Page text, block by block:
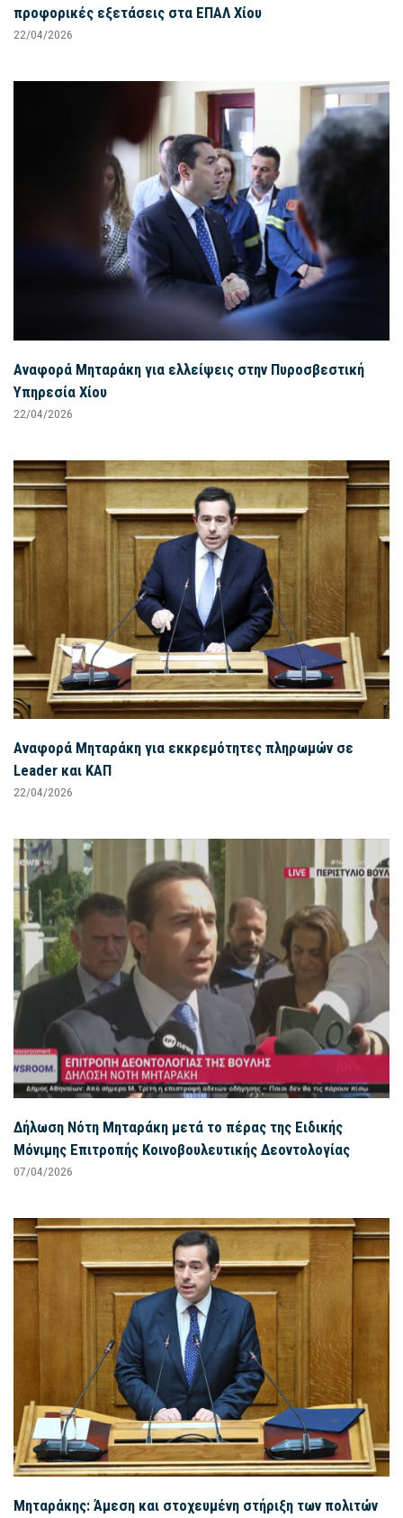
προφορικές εξετάσεις στα ΕΠΑΛ Χίου
22/04/2026
Αναφορά Μηταράκη για ελλείψεις στην Πυροσβεστική
Υπηρεσία Χίου
22/04/2026
Αναφορά Μηταράκη για εκκρεμότητες πληρωμών σε
Leader και ΚΑΠ
22/04/2026
Δήλωση Νότη Μηταράκη μετά το πέρας της Ειδικής
Μόνιμης Επιτροπής Κοινοβουλευτικής Δεοντολογίας
07/04/2026
Μηταράκης: Άμεση και στοχευμένη στήριξη των πολιτών